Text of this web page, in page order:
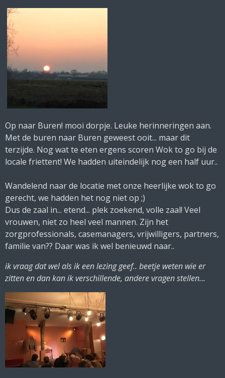
Op naar Buren! mooi dorpje. Leuke herinneringen aan.
Met de buren naar Buren geweest ooit... maar dit
terzijde. Nog wat te eten ergens scoren Wok to go bij de
locale friettent! We hadden uiteindelijk nog een half uur..
Wandelend naar de locatie met onze heerlijke wok to go
gerecht, we hadden het nog niet op ;)
Dus de zaal in... etend... plek zoekend, volle zaal! Veel
vrouwen, niet zo heel veel mannen. Zijn het
zorgprofessionals, casemanagers, vrijwilligers, partners,
familie van?? Daar was ik wel benieuwd naar..
ik vraag dat wel als ik een lezing geef.. beetje weten wie er
zitten en dan kan ik verschillende, andere vragen stellen...